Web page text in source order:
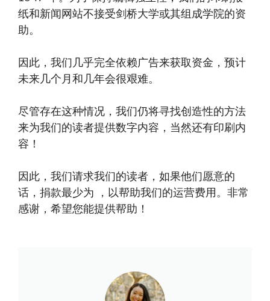
纸和新闻网站不接受剑桥大学或其组成学院的资
助。
因此，我们几乎完全依赖广告来获取资金，预计
未来几个月和几年会很艰难。
尽管存在这种情况，我们仍将寻找创造性的方法
来为我们的读者提供数字内容，当然还有印刷内
容！
因此，我们请求我们的读者，如果他们愿意的
话，捐款最少为 ，以帮助我们的运营费用。非常
感谢，希望您能提供帮助！